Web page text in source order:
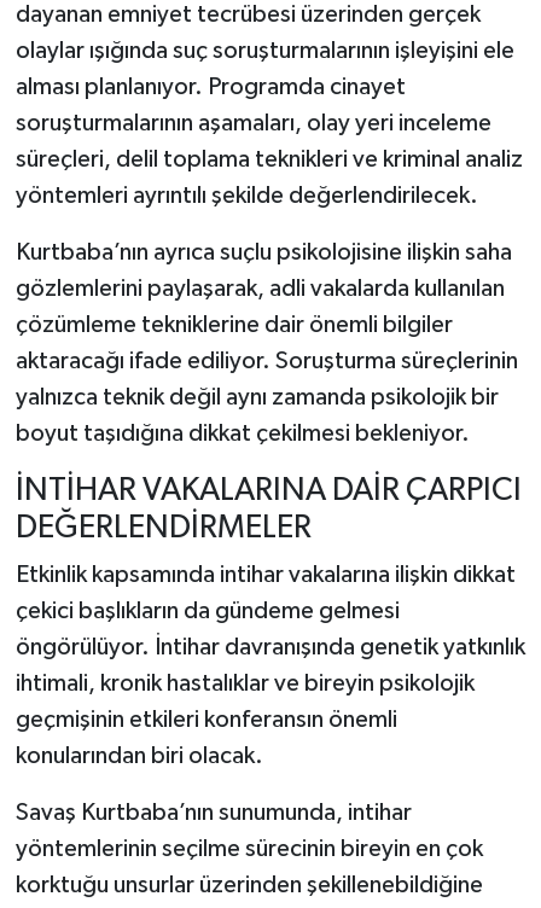
dayanan emniyet tecrübesi üzerinden gerçek
olaylar ışığında suç soruşturmalarının işleyişini ele
alması planlanıyor. Programda cinayet
soruşturmalarının aşamaları, olay yeri inceleme
süreçleri, delil toplama teknikleri ve kriminal analiz
yöntemleri ayrıntılı şekilde değerlendirilecek.
Kurtbaba’nın ayrıca suçlu psikolojisine ilişkin saha
gözlemlerini paylaşarak, adli vakalarda kullanılan
çözümleme tekniklerine dair önemli bilgiler
aktaracağı ifade ediliyor. Soruşturma süreçlerinin
yalnızca teknik değil aynı zamanda psikolojik bir
boyut taşıdığına dikkat çekilmesi bekleniyor.
İNTİHAR VAKALARINA DAİR ÇARPICI
DEĞERLENDİRMELER
Etkinlik kapsamında intihar vakalarına ilişkin dikkat
çekici başlıkların da gündeme gelmesi
öngörülüyor. İntihar davranışında genetik yatkınlık
ihtimali, kronik hastalıklar ve bireyin psikolojik
geçmişinin etkileri konferansın önemli
konularından biri olacak.
Savaş Kurtbaba’nın sunumunda, intihar
yöntemlerinin seçilme sürecinin bireyin en çok
korktuğu unsurlar üzerinden şekillenebildiğine